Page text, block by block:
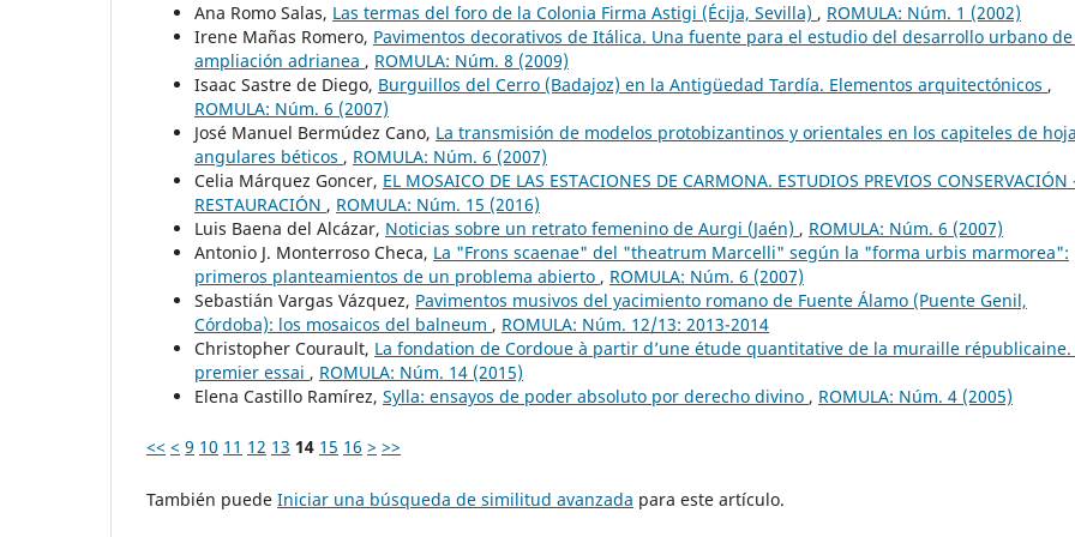
Ana Romo Salas, Las termas del foro de la Colonia Firma Astigi (Écija, Sevilla) , ROMULA: Núm. 1 (2002)
Irene Mañas Romero, Pavimentos decorativos de Itálica. Una fuente para el estudio del desarrollo urbano
ampliación adrianea , ROMULA: Núm. 8 (2009)
Isaac Sastre de Diego, Burguillos del Cerro (Badajoz) en la Antigüedad Tardía. Elementos arquitectónicos ,
ROMULA: Núm. 6 (2007)
José Manuel Bermúdez Cano, La transmisión de modelos protobizantinos y orientales en los capiteles de
angulares béticos , ROMULA: Núm. 6 (2007)
Celia Márquez Goncer, EL MOSAICO DE LAS ESTACIONES DE CARMONA. ESTUDIOS PREVIOS CONSERVACIÓN
RESTAURACIÓN , ROMULA: Núm. 15 (2016)
Luis Baena del Alcázar, Noticias sobre un retrato femenino de Aurgi (Jaén) , ROMULA: Núm. 6 (2007)
Antonio J. Monterroso Checa, La "Frons scaenae" del "theatrum Marcelli" según la "forma urbis marmorea":
primeros planteamientos de un problema abierto , ROMULA: Núm. 6 (2007)
Sebastián Vargas Vázquez, Pavimentos musivos del yacimiento romano de Fuente Álamo (Puente Genil,
Córdoba): los mosaicos del balneum , ROMULA: Núm. 12/13: 2013-2014
Christopher Courault, La fondation de Cordoue à partir d’une étude quantitative de la muraille républicaine.
premier essai , ROMULA: Núm. 14 (2015)
Elena Castillo Ramírez, Sylla: ensayos de poder absoluto por derecho divino , ROMULA: Núm. 4 (2005)
<< < 9 10 11 12 13 14 15 16 > >>
También puede Iniciar una búsqueda de similitud avanzada para este artículo.